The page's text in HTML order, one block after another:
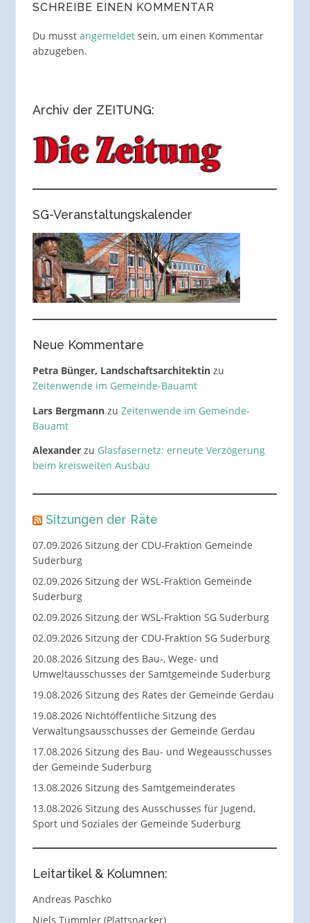
SCHREIBE EINEN KOMMENTAR
Du musst angemeldetsein, um einen Kommentar
abzugeben.
Archiv der ZEITUNG:
SG-Veranstaltungskalender
Neue Kommentare
Petra Bünger, Landschaftsarchitektinzu
Zeitenwende im Gemeinde-Bauamt
Lars Bergmannzu Zeitenwende im Gemeinde-
Bauamt
Alexanderzu Glasfasernetz: erneute Verzögerung
beim kreisweiten Ausbau
Sitzungen der Räte
07.09.2026 Sitzung der CDU-Fraktion Gemeinde
Suderburg
02.09.2026 Sitzung der WSL-Fraktion Gemeinde
Suderburg
02.09.2026 Sitzung der WSL-Fraktion SG Suderburg
02.09.2026 Sitzung der CDU-Fraktion SG Suderburg
20.08.2026 Sitzung des Bau-, Wege- und
Umweltausschusses der Samtgemeinde Suderburg
19.08.2026 Sitzung des Rates der Gemeinde Gerdau
19.08.2026 Nichtöffentliche Sitzung des
Verwaltungsausschusses der Gemeinde Gerdau
17.08.2026 Sitzung des Bau- und Wegeausschusses
der Gemeinde Suderburg
13.08.2026 Sitzung des Samtgemeinderates
13.08.2026 Sitzung des Ausschusses für Jugend,
Sport und Soziales der Gemeinde Suderburg
Leitartikel & Kolumnen:
Andreas Paschko
Niels Tümmler (Plattsnacker)